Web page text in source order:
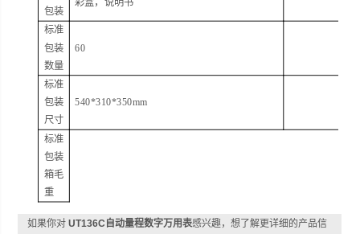
包装
彩盒，说明书
标准
包装
数量
60
标准
包装
尺寸
540*310*350mm
标准
包装
箱毛
重
如果你对UT136C自动量程数字万用表感兴趣，想了解更详细的产品信